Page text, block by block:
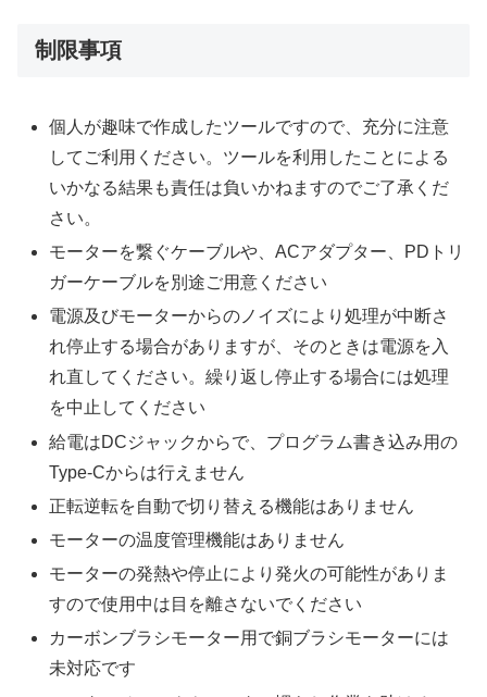
制限事項
個人が趣味で作成したツールですので、充分に注意
してご利用ください。ツールを利用したことによる
いかなる結果も責任は負いかねますのでご了承くだ
さい。
モーターを繋ぐケーブルや、ACアダプター、PDトリ
ガーケーブルを別途ご用意ください
電源及びモーターからのノイズにより処理が中断さ
れ停止する場合がありますが、そのときは電源を入
れ直してください。繰り返し停止する場合には処理
を中止してください
給電はDCジャックからで、プログラム書き込み用の
Type-Cからは行えません
正転逆転を自動で切り替える機能はありません
モーターの温度管理機能はありません
モーターの発熱や停止により発火の可能性がありま
すので使用中は目を離さないでください
カーボンブラシモーター用で銅ブラシモーターには
未対応です